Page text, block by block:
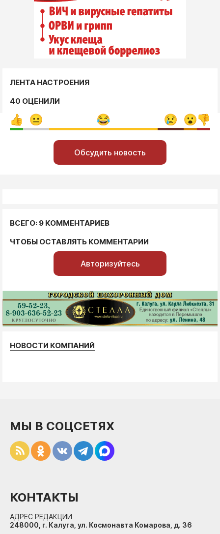
ЛЕНТА НАСТРОЕНИЯ
40 ОЦЕНИЛИ
Обсудить новость
ВСЕГО: 9 КОММЕНТАРИЕВ
ЧТОБЫ ОСТАВЛЯТЬ КОММЕНТАРИИ
Авторизуйтесь
НОВОСТИ КОМПАНИЙ
МЫ В СОЦСЕТЯХ
КОНТАКТЫ
АДРЕС РЕДАКЦИИ
248000, г. Калуга, ул. Космонавта Комарова, д. 36